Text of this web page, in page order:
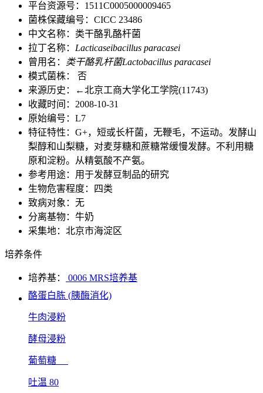
平台资源号：1511C0005000009465
菌株保藏编号：CICC 23486
中文名称：类干酪乳酪杆菌
拉丁名称： Lacticaseibacillus paracasei
曾用名：
类干酪乳杆菌Lactobacillus paracasei
模式菌株： 否
来源历史：←北京工商大学化工学院(11743)
收藏时间：2008-10-31
原始编号：L7
特征特性：G+，短或长杆菌，无鞭毛，不运动。发酵山
梨醇和山梨糖，对麦芽糖和蔗糖常缓慢发酵。不利用糖
原和淀粉。从精氨酸不产氨。
参考用途：用于发酵豆制品的研究
生物危害程度：四类
致病对象：无
分离基物：牛奶
采集地：北京市海淀区
培养条件
培养基：
0006 MRS培养基
酪蛋白胨 (胰酶消化)
牛肉浸粉
酵母浸粉
葡萄糖
吐温 80